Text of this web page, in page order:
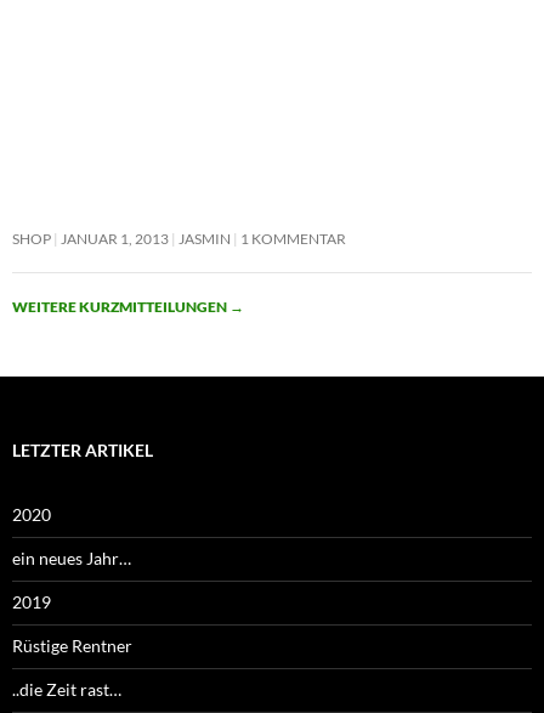
SHOP JANUAR 1, 2013 JASMIN 1 KOMMENTAR
WEITERE KURZMITTEILUNGEN →
LETZTER ARTIKEL
2020
ein neues Jahr…
2019
Rüstige Rentner
..die Zeit rast…